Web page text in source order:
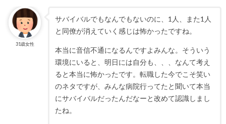
31歳女性
サバイバルでもなんでもないのに、1人、また1人
と同僚が消えていく感じは怖かったですね。
本当に音信不通になるんですよみんな。そういう
環境にいると、明日には自分も、、、なんて考え
ると本当に怖かったです。転職した今でこそ笑い
のネタですが、みんな病院行ってたと聞いて本当
にサバイバルだったんだなーと改めて認識しまし
たね。